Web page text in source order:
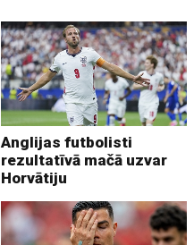
Anglijas futbolisti
rezultatīvā mačā uzvar
Horvātiju